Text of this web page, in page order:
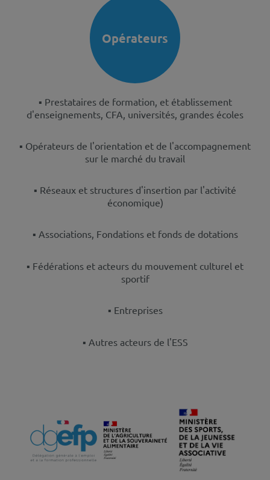
Opérateurs
▪️ Prestataires de formation, et établissement
d'enseignements, CFA, universités, grandes écoles
▪️ Opérateurs de l'orientation et de l'accompagnement
sur le marché du travail
▪️ Réseaux et structures d'insertion par l'activité
économique)
▪️ Associations, Fondations et fonds de dotations
▪️ Fédérations et acteurs du mouvement culturel et
sportif
▪️ Entreprises
▪️ Autres acteurs de l'ESS